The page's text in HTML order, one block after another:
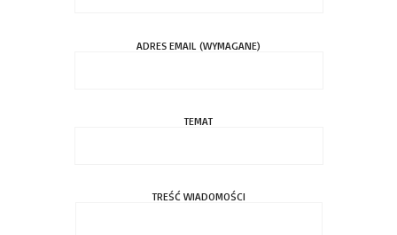
ADRES EMAIL (WYMAGANE)
TEMAT
TREŚĆ WIADOMOŚCI